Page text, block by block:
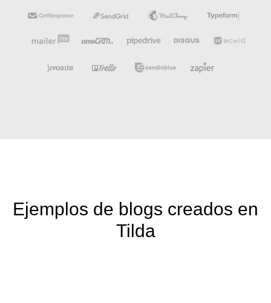
Ejemplos de blogs creados en
Tilda